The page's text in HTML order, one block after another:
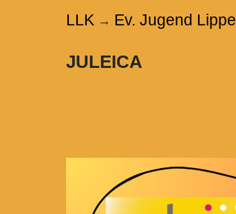
LLK→ Ev. Jugend Lippe
JULEICA